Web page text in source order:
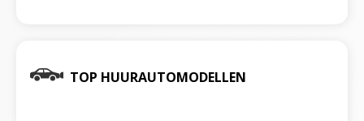
TOP HUURAUTOMODELLEN